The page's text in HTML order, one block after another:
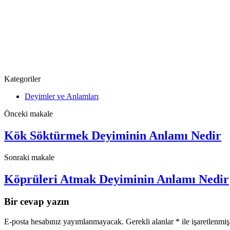
Kategoriler
Deyimler ve Anlamları
Önceki makale
Kök Söktürmek Deyiminin Anlamı Nedir
Sonraki makale
Köprüleri Atmak Deyiminin Anlamı Nedir
Bir cevap yazın
E-posta hesabınız yayımlanmayacak. Gerekli alanlar * ile